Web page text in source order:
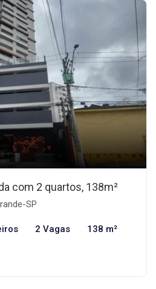
com 2 quartos, 138m²
SP
2 Vagas 138 m²